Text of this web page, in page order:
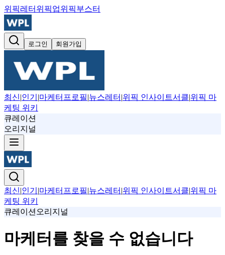
위픽레터 위픽업위픽부스터
로그인 회원가입
최신|인기 |마케터프로필|뉴스레터 |위픽 인사이트서클|위픽 마
케팅 위키
큐레이션
오리지널
최신|인기 |마케터프로필|뉴스레터 |위픽 인사이트서클|위픽 마
케팅 위키
큐레이션 오리지널
마케터를 찾을 수 없습니다